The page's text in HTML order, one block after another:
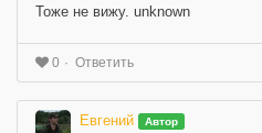
Тоже не вижу. unknown
0 Ответить
Евгений Автор